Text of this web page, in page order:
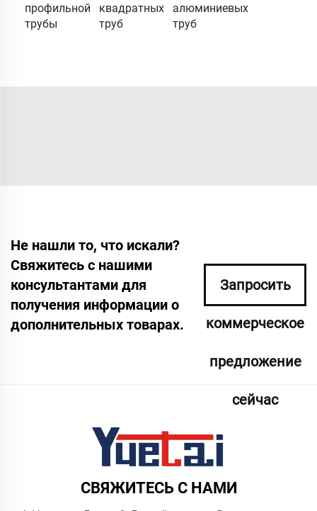
профильной
трубы
квадратных
труб
алюминиевых
труб
Не нашли то, что искали?
Свяжитесь с нашими
консультантами для
получения информации о
дополнительных товарах.
Запросить
коммерческое
предложение
сейчас
СВЯЖИТЕСЬ С НАМИ